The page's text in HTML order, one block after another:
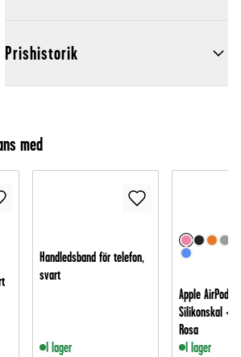
Prishistorik
med
Handledsband för telefon,
svart
I lager
Apple AirPods
Silikonskal +
Rosa
I lager